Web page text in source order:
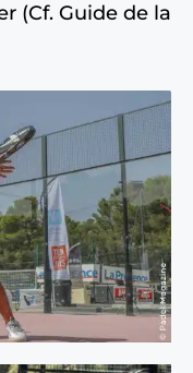
(Cf. Guide de la